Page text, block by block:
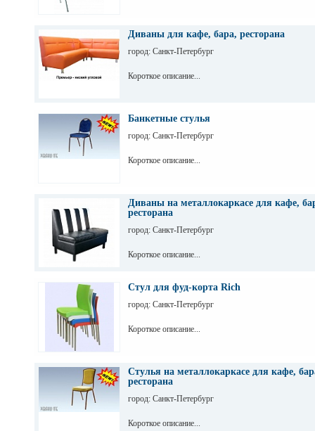
Диваны для кафе, бара, ресторана
город: Санкт-Петербург
Короткое описание...
Банкетные стулья
город: Санкт-Петербург
Короткое описание...
Диваны на металлокаркасе для кафе,
ресторана
город: Санкт-Петербург
Короткое описание...
Стул для фуд-корта Rich
город: Санкт-Петербург
Короткое описание...
Стулья на металлокаркасе для кафе,
ресторана
город: Санкт-Петербург
Короткое описание...